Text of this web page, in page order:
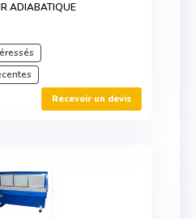
ADIABATIQUE
Recevoir un devis